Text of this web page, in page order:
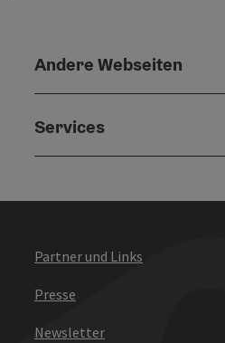
Andere Webseiten
Services
Partner und Links
Presse
Newsletter